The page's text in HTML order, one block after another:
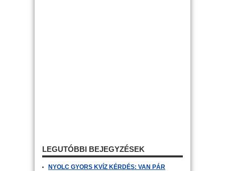
LEGUTÓBBI BEJEGYZÉSEK
NYOLC GYORS KVÍZ KÉRDÉS: VAN PÁR